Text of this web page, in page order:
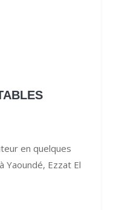
en quelques
Yaoundé, Ezzat El